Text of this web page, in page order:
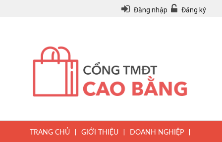
Đăng nhập Đăng ký
TRANG CHỦ GIỚI THIỆU DOANH NGHIỆP